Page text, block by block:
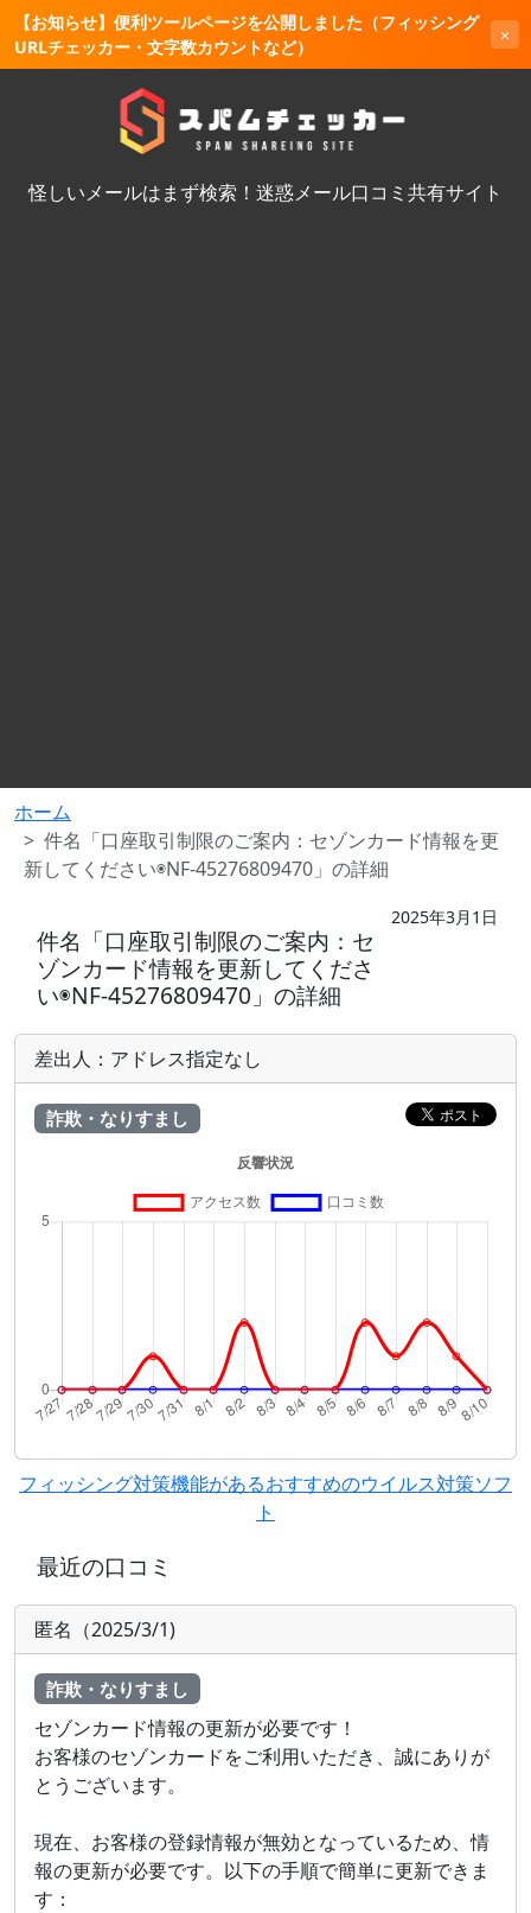
【お知らせ】便利ツールページを公開しました（フィッシング
URLチェッカー・文字数カウントなど）
×
怪しいメールはまず検索！迷惑メール口コミ共有サイト
ホーム
件名「口座取引制限のご案内：セゾンカード情報を更
新してください◉NF-45276809470」の詳細
件名「口座取引制限のご案内：セ
ゾンカード情報を更新してくださ
い◉NF-45276809470」の詳細
2025年3月1日
差出人：アドレス指定なし
詐欺・なりすまし
フィッシング対策機能があるおすすめのウイルス対策ソフ
ト
最近の口コミ
匿名（2025/3/1)
詐欺・なりすまし
セゾンカード情報の更新が必要です！
お客様のセゾンカードをご利用いただき、誠にありが
とうございます。
現在、お客様の登録情報が無効となっているため、情
報の更新が必要です。以下の手順で簡単に更新できま
す：